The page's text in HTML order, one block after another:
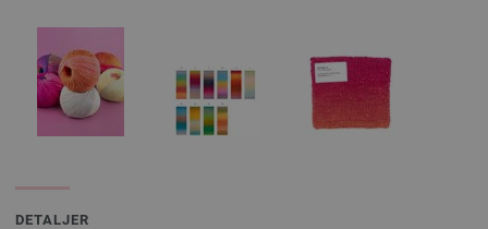
DETALJER